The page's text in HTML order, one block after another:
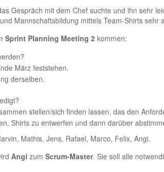
Gespräch mit dem Chef suchte und ihn sehr
Mannschaftsbildung mittels Team-Shirts sehr
Sprint Planning Meeting 2 kommen:
März feststehen.
derselben.
stellen/sich finden lassen, das den
Shirts zu entwerfen und dann dar­über
Mathis, Jens, Rafael, Marco, Felix, Angi.
Angi zum Scrum-Master. Sie soll alle